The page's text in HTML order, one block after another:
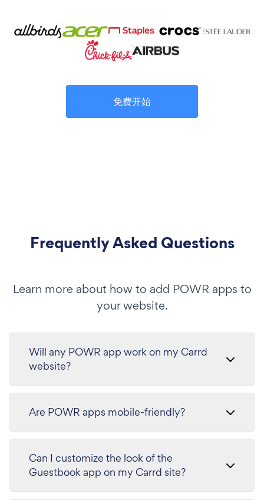
免费开始
Frequently Asked Questions
Learn more about how to add POWR apps to
your website.
Will any POWR app work on my Carrd
website?
Are POWR apps mobile-friendly?
Can I customize the look of the
Guestbook app on my Carrd site?